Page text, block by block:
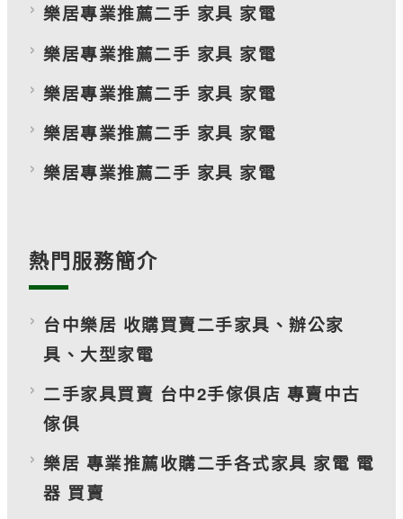
樂居專業推薦二手 家具 家電
樂居專業推薦二手 家具 家電
樂居專業推薦二手 家具 家電
樂居專業推薦二手 家具 家電
樂居專業推薦二手 家具 家電
熱門服務簡介
台中樂居 收購買賣二手家具、辦公家
具、大型家電
二手家具買賣 台中2手傢俱店 專賣中古
傢俱
樂居 專業推薦收購二手各式家具 家電 電
器 買賣